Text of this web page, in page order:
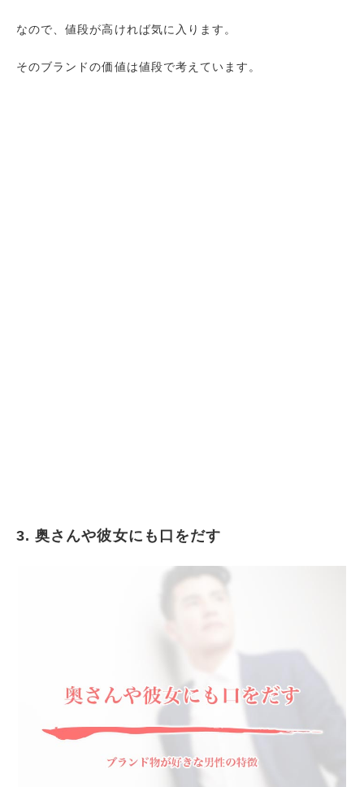
なので、値段が高ければ気に入ります。
そのブランドの価値は値段で考えています。
3. 奥さんや彼女にも口をだす